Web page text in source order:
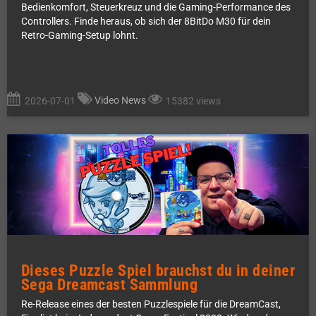
Bedienkomfort, Steuerkreuz und die Gaming-Performance des
Controllers. Finde heraus, ob sich der 8BitDo M30 für dein
Retro-Gaming-Setup lohnt.
2026-07-01 Video News 15382 views
Dieses Puzzle Spiel brauchst du in deiner
Sega Dreamcast Sammlung
Re-Release eines der besten Puzzlespiele für die DreamCast,